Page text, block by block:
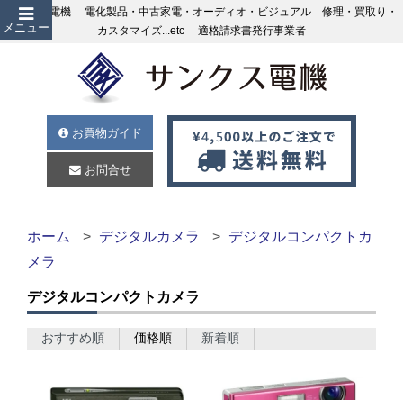
メニュー
サンクス電機 電化製品・中古家電・オーディオ・ビジュアル 修理・買取り・
カスタマイズ...etc 適格請求書発行事業者
お買物ガイド
お問合せ
ホーム デジタルカメラ
デジタルコンパクトカ
メラ
デジタルコンパクトカメラ
おすすめ順 価格順 新着順